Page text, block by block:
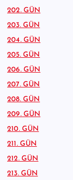
202. GÜN
203. GÜN
204. GÜN
205. GÜN
206. GÜN
207. GÜN
208. GÜN
209. GÜN
210. GÜN
211. GÜN
212. GÜN
213. GÜN